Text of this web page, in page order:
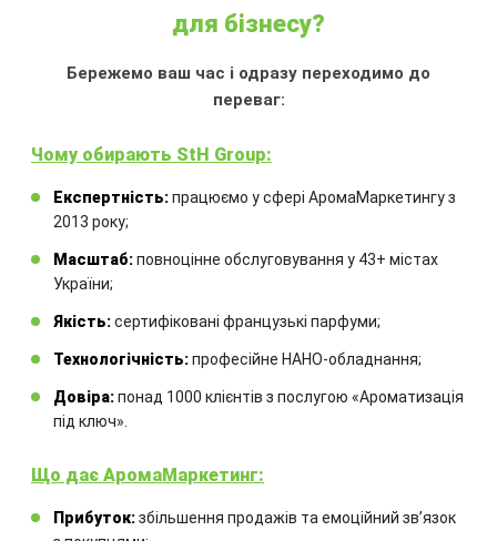
АРОМАДИФУЗОР МАНГО
Ємність:100 мл
екзотичний аромат стиглого
дарує гарний настрій
Аромадифузор:з французькою
ароматичною рідиною та
650.00₴
для бізнесу?
Бережемо ваш час і одразу переходимо до
переваг:
Чому обирають StH Group:
Експертність:працюємо у сфері АромаМаркетингу з
2013 року;
Масштаб:повноцінне обслуговування у 43+ містах
України;
Якість:сертифіковані французькі парфуми;
Технологічність:професійне НАНО-обладнання;
Довіра:понад 1000 клієнтів з послугою «Ароматизація
під ключ».
Що дає АромаМаркетинг:
Прибуток:збільшення продажів та емоційний звʼязок